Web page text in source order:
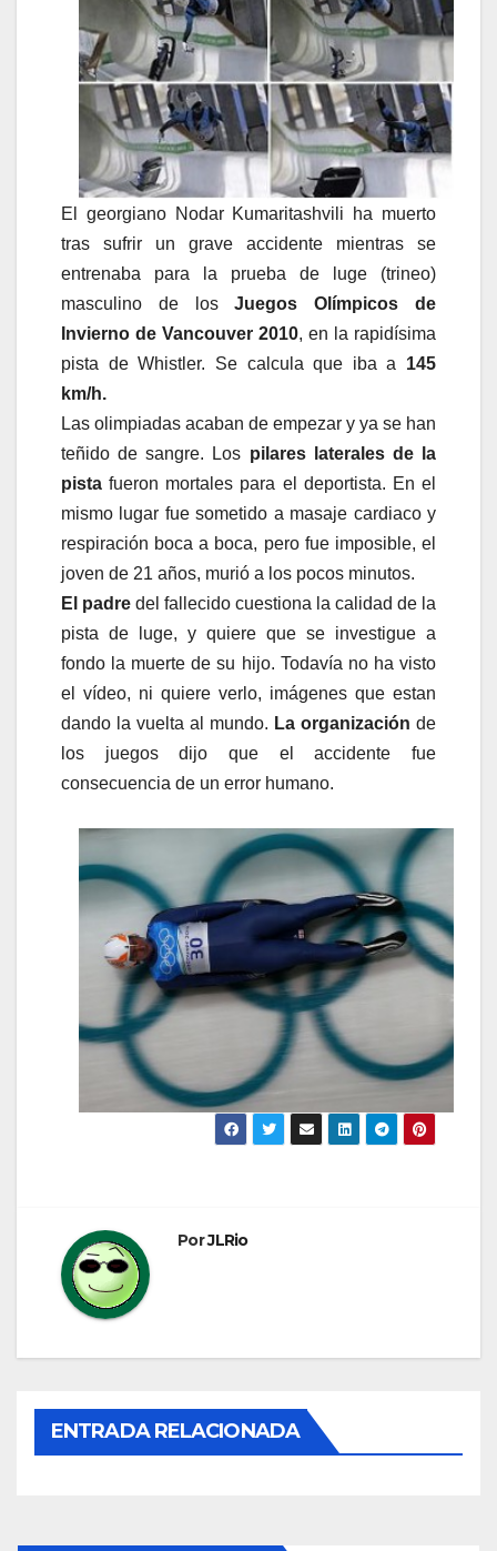
El georgiano Nodar Kumaritashvili ha muerto
tras sufrir un grave accidente mientras se
entrenaba para la prueba de luge (trineo)
masculino de losJuegos Olímpicos de
Invierno de Vancouver 2010, en la rapidísima
pista de Whistler. Se calcula que iba a 145
km/h.
Las olimpiadas acaban de empezar y ya se han
teñido de sangre. Los pilares laterales de la
pista fueron mortales para el deportista. En el
mismo lugar fue sometido a masaje cardiaco y
respiración boca a boca, pero fue imposible, el
joven de 21 años, murió a los pocos minutos.
El padre del fallecido cuestiona la calidad de la
pista de luge, y quiere que se investigue a
fondo la muerte de su hijo. Todavía no ha visto
el vídeo, ni quiere verlo, imágenes que estan
dando la vuelta al mundo. La organización de
los juegos dijo que el accidente fue
consecuencia de un error humano.
PorJLRio
ENTRADA RELACIONADA